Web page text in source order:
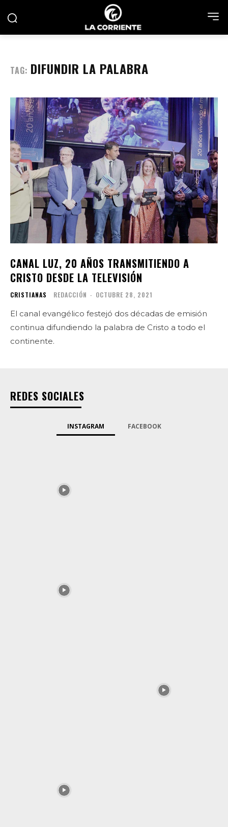
TAG: DIFUNDIR LA PALABRA
CANAL LUZ, 20 AÑOS TRANSMITIENDO A
CRISTO DESDE LA TELEVISIÓN
CRISTIANAS REDACCIÓN - OCTUBRE 28, 2021
El canal evangélico festejó dos décadas de emisión
continua difundiendo la palabra de Cristo a todo el
continente.
REDES SOCIALES
INSTAGRAM FACEBOOK